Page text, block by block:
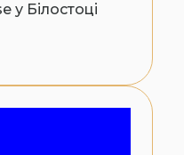
у Білостоці